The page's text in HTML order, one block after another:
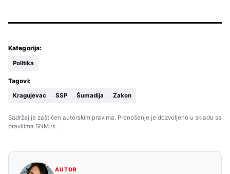
Kategorija:
Politika
Tagovi:
Kragujevac SSP Šumadija Zakon
Sadržaj je zaštićen autorskim pravima. Prenošenje je dozvoljeno u skladu sa
pravilima SNM.rs.
AUTOR